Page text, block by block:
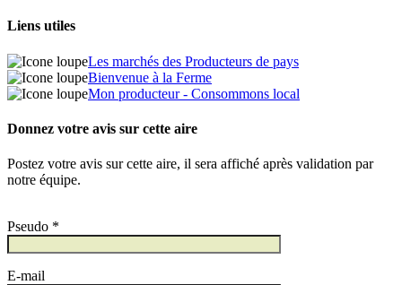
Liens utiles
Les marchés des Producteurs de pays
Bienvenue à la Ferme
Mon producteur - Consommons local
Donnez votre avis sur cette aire
Postez votre avis sur cette aire, il sera affiché après validation par
notre équipe.
Pseudo *
E-mail